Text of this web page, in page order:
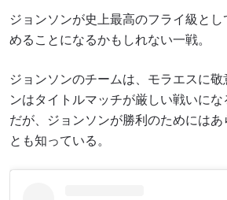
ジョンソンが史上最高のフライ級と
めることになるかもしれない一戦。
ジョンソンのチームは、モラエスに
ンはタイトルマッチが厳しい戦いにな
だが、ジョンソンが勝利のためにはあ
とも知っている。